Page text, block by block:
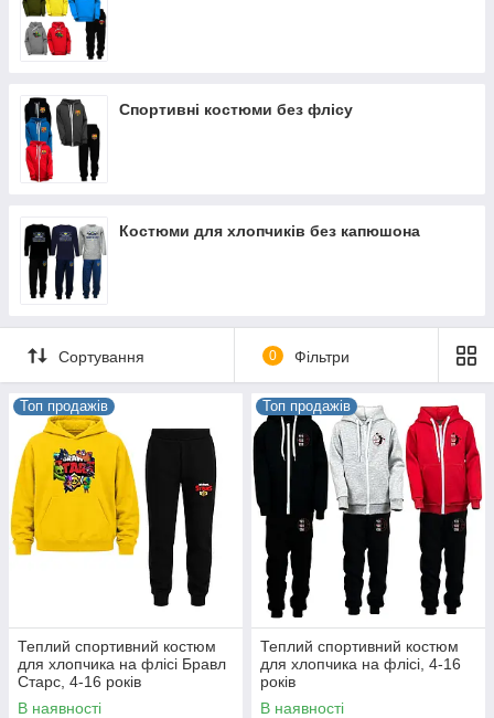
Спортивні костюми без флісу
Костюми для хлопчиків без капюшона
Сортування 0 Фільтри
Топ продажів
Теплий спортивний костюм
для хлопчика на флісі Бравл
Старс, 4-16 років
В наявності
Топ продажів
Теплий спортивний костюм
для хлопчика на флісі, 4-16
років
В наявності